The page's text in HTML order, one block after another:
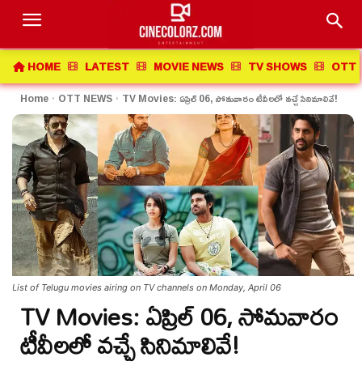
HOME LATEST MOVIE NEWS TV SHOWS OTT
Home OTT NEWS TV Movies: ఏప్రిల్ 06, సోమవారం టీవీలలో వచ్చే సినిమాలివే!
List of Telugu movies airing on TV channels on Monday, April 06
TV Movies: ఏప్రిల్ 06, సోమవారం
టీవీలలో వచ్చే సినిమాలివే!